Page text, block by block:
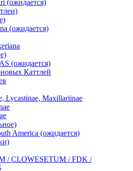
(ожидается)
(ожидается)
(ожидается)
Каттлей
Lycastinae, Maxillariinae
America (ожидается)
/ CLOWESETUM / FDK /